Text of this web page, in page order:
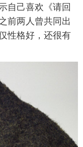
己喜欢《请回
前两人曾共同出
性格好，还很有